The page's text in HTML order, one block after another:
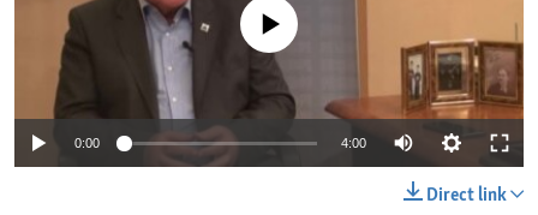
No media source currently available
0:00 4:00
Direct link